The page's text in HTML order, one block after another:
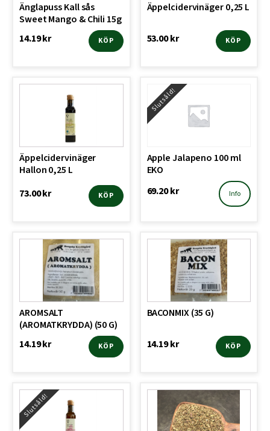
Änglapuss Kall sås
Sweet Mango & Chili 15g
14.19kr KÖP
Äppelcidervinäger 0,25 L
53.00kr KÖP
Äppelcidervinäger
Hallon 0,25 L
73.00kr KÖP
Slutsåld!
Apple Jalapeno 100 ml
EKO
69.20kr Info
AROMSALT
(AROMATKRYDDA) (50 G)
14.19kr KÖP
BACONMIX (35 G)
14.19kr KÖP
Slutsåld!